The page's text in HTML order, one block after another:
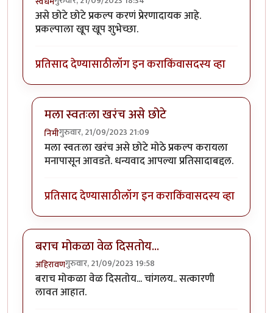
असे छोटे छोटे प्रकल्प करणं प्रेरणादायक आहे.
प्रकल्पाला खूप खूप शुभेच्छा.
प्रतिसाद देण्यासाठीलॉग इन कराकिंवासदस्य व्हा
मला स्वतःला खरंच असे छोटे
निमीगुरुवार, 21/09/2023 21:09
In reply toवा क्या बात हॅbyस्वधर्म
मला स्वतःला खरंच असे छोटे मोठे प्रकल्प करायला
मनापासून आवडते. धन्यवाद आपल्या प्रतिसादाबद्दल.
प्रतिसाद देण्यासाठीलॉग इन कराकिंवासदस्य व्हा
बराच मोकळा वेळ दिसतोय...
अहिरावणगुरुवार, 21/09/2023 19:58
बराच मोकळा वेळ दिसतोय... चांगलय.. सत्कारणी
लावत आहात.